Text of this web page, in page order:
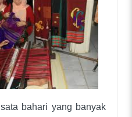
bahari yang banyak